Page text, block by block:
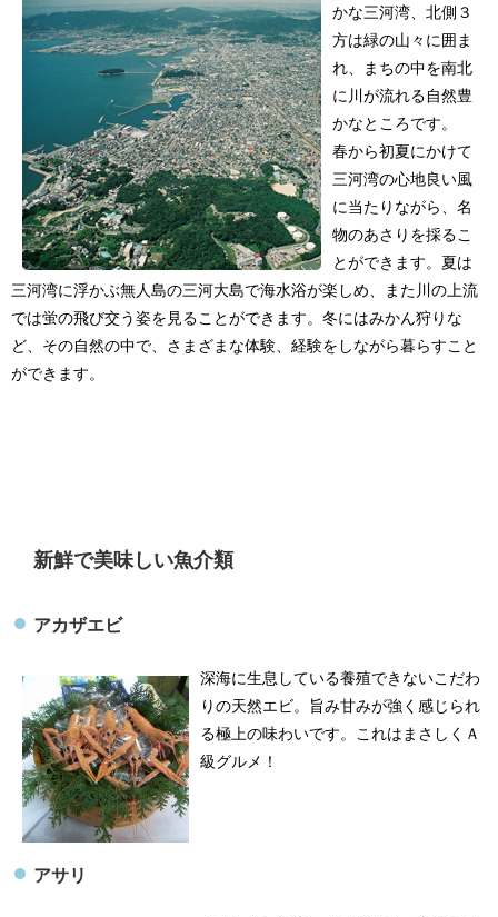
かな三河湾、北側３
方は緑の山々に囲ま
れ、まちの中を南北
に川が流れる自然豊
かなところです。
春から初夏にかけて
三河湾の心地良い風
に当たりながら、名
物のあさりを採るこ
とができます。夏は
三河湾に浮かぶ無人島の三河大島で海水浴が楽しめ、また川の上流
では蛍の飛び交う姿を見ることができます。冬にはみかん狩りな
ど、その自然の中で、さまざまな体験、経験をしながら暮らすこと
ができます。
新鮮で美味しい魚介類
アカザエビ
深海に生息している養殖できないこだわ
りの天然エビ。旨み甘みが強く感じられ
る極上の味わいです。これはまさしくＡ
級グルメ！
アサリ